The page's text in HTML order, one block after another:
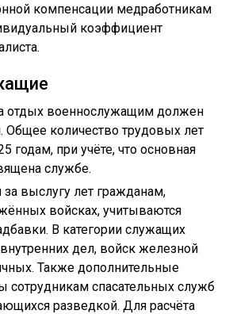
компенсации медработникам
коэффициент
отдых военнослужащим должен
Общее количество трудовых лет
годам, при учёте, что основная
службе.
за выслугу лет гражданам,
войсках, учитываются
В категории служащих
дел, войск железной
Также дополнительные
сотрудникам спасательных служб
разведкой. Для расчёта